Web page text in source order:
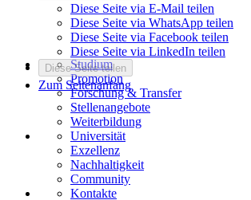
Diese Seite via E-Mail teilen
Diese Seite via WhatsApp teilen
Diese Seite via Facebook teilen
Diese Seite via LinkedIn teilen
Diese Seite teilen
Zum Seitenanfang
Studium
Promotion
Forschung & Transfer
Stellenangebote
Weiterbildung
Universität
Exzellenz
Nachhaltigkeit
Community
Kontakte